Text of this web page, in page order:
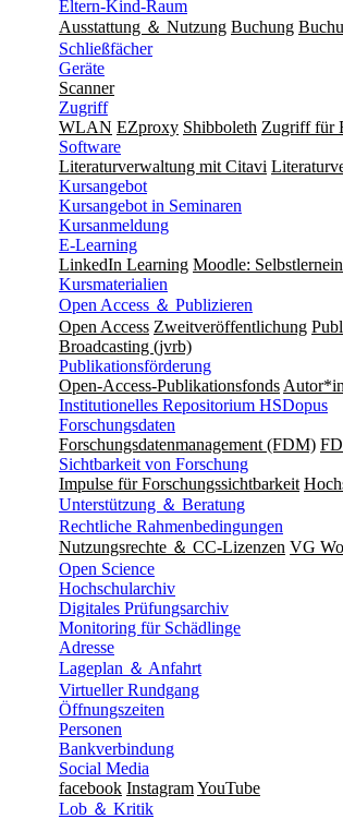
Eltern-Kind-Raum
Ausstattung ＆ Nutzung Buchung
Schließfächer
Geräte
Scanner
Zugriff
WLAN EZproxy Shibboleth Zugriff für
Software
Literaturverwaltung mit Citavi
Kursangebot
Kursangebot in Seminaren
Kursanmeldung
E-Learning
LinkedIn Learning Moodle:
Kursmaterialien
Open Access ＆ Publizieren
Open Access Zweitveröffentlichung
Broadcasting (jvrb)
Publikationsförderung
Open-Access-Publikationsfonds
Institutionelles Repositorium HSDopus
Forschungsdaten
Forschungsdatenmanagement (FDM)
Sichtbarkeit von Forschung
Impulse für Forschungssichtbarkeit
Unterstützung ＆ Beratung
Rechtliche Rahmenbedingungen
Nutzungsrechte ＆ CC-Lizenzen VG
Open Science
Hochschularchiv
Digitales Prüfungsarchiv
Monitoring für Schädlinge
Adresse
Lageplan ＆ Anfahrt
Virtueller Rundgang
Öffnungszeiten
Personen
Bankverbindung
Social Media
facebook InstagramYouTube
Lob ＆ Kritik